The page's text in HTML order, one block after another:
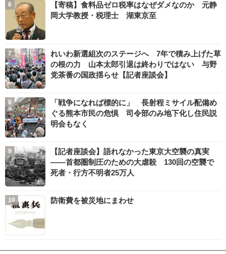
【寄稿】食料品ゼロ税率はなぜダメなのか 元静
岡大学教授・税理士 湖東京至
れいわ新選組次のステージへ 7年で積み上げた草
の根の力 山本太郎引退は終わりではない 与野
党茶番の国政揺らせ【記者座談会】
「戦争になれば標的に」 長射程ミサイル配備め
ぐる熊本市民の危惧 司令部のみ地下化し住民説
明会もなく
【記者座談会】語れなかった東京大空襲の真実
――首都圏制圧のための大虐殺 130回の空襲で
死者・行方不明者25万人
防衛費を被災地にまわせ